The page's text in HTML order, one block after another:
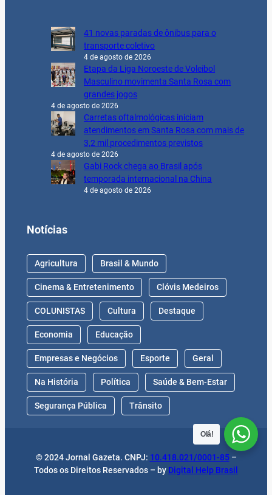
41 novas paradas de ônibus para o
transporte coletivo
4 de agosto de 2026
Etapa da Liga Noroeste de Voleibol
Masculino movimenta Santa Rosa com
grandes jogos
4 de agosto de 2026
Carretas oftalmológicas iniciam
atendimentos em Santa Rosa com mais de
3,2 mil procedimentos previstos
4 de agosto de 2026
Gabi Rock chega ao Brasil após
temporada internacional na China
4 de agosto de 2026
Notícias
Agricultura Brasil & Mundo
Cinema & Entretenimento Clóvis Medeiros
COLUNISTAS Cultura Destaque
Economia Educação
Empresas e Negócios Esporte Geral
Na História Política Saúde & Bem-Estar
Segurança Pública Trânsito
© 2024 Jornal Gazeta. CNPJ: 10.418.021/0001-85–
Todos os Direitos Reservados – by Digital Help Brasil
Olá!